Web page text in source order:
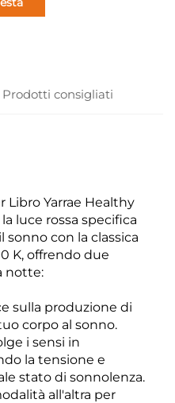
Prodotti consigliati
Libro Yarrae Healthy
luce rossa specifica
sonno con la classica
K, offrendo due
notte:
sulla produzione di
corpo al sonno.
i sensi in
la tensione e
stato di sonnolenza.
all'altra per